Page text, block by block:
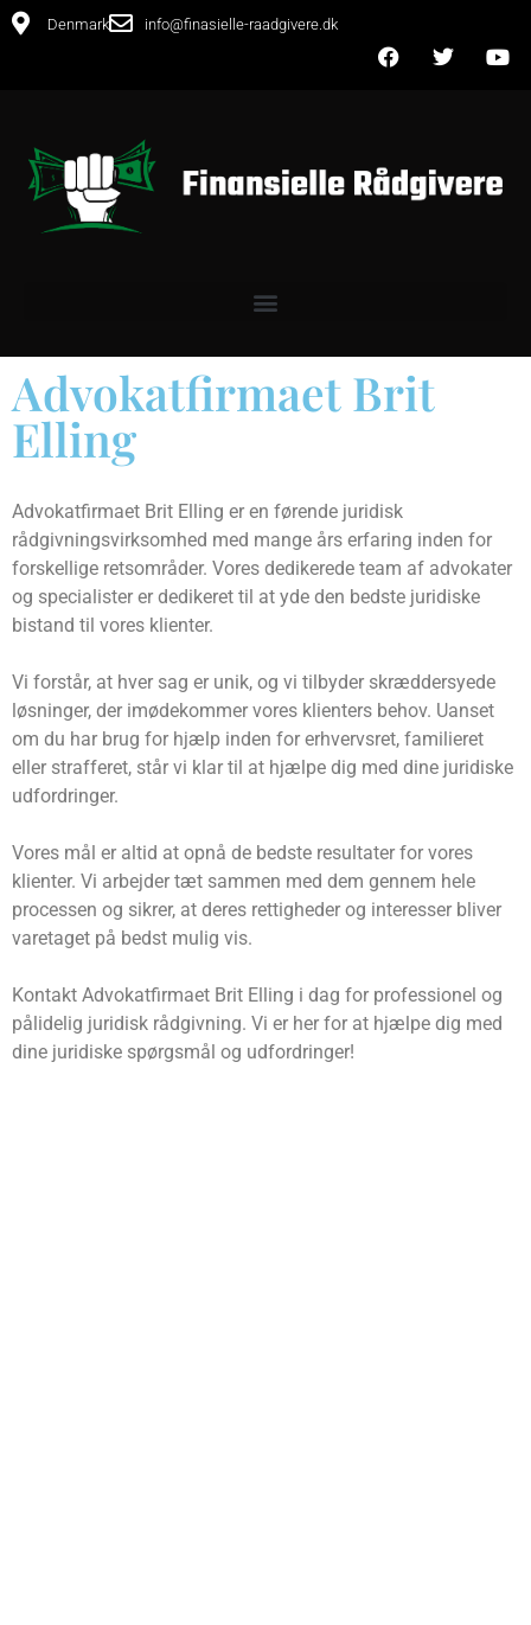
Denmark info@finasielle-raadgivere.dk
Advokatfirmaet Brit
Elling
Advokatfirmaet Brit Elling er en førende juridisk
rådgivningsvirksomhed med mange års erfaring inden for
forskellige retsområder. Vores dedikerede team af advokater
og specialister er dedikeret til at yde den bedste juridiske
bistand til vores klienter.
Vi forstår, at hver sag er unik, og vi tilbyder skræddersyede
løsninger, der imødekommer vores klienters behov. Uanset
om du har brug for hjælp inden for erhvervsret, familieret
eller strafferet, står vi klar til at hjælpe dig med dine juridiske
udfordringer.
Vores mål er altid at opnå de bedste resultater for vores
klienter. Vi arbejder tæt sammen med dem gennem hele
processen og sikrer, at deres rettigheder og interesser bliver
varetaget på bedst mulig vis.
Kontakt Advokatfirmaet Brit Elling i dag for professionel og
pålidelig juridisk rådgivning. Vi er her for at hjælpe dig med
dine juridiske spørgsmål og udfordringer!